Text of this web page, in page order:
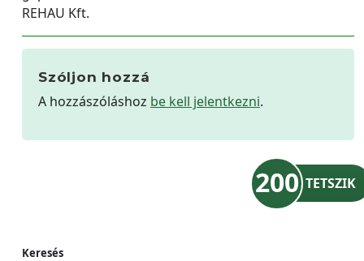
REHAU Kft.
Szóljon hozzá
A hozzászóláshoz be kell jelentkezni.
200 TETSZIK
Keresés